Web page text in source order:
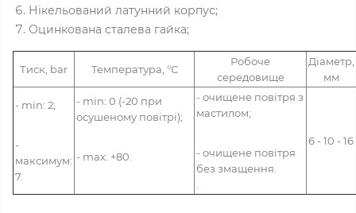
Нікельований латунний корпус;
Оцинкована сталева гайка;
Тиск, bar Температура, °С
Робоче
середовище
Діаметр,
мм
- min: 2;
-
максимум:
7.
- min: 0 (-20 при
осушеному повітрі);
- max: +80
- очищене повітря з
мастилом;
- очищене повітря
без змащення
6 - 10 - 16